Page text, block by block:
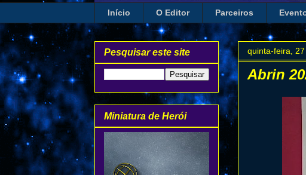
Início O Editor Parceiros
quinta-feira,
Abrin
Pesquisar este site
Miniatura de Herói